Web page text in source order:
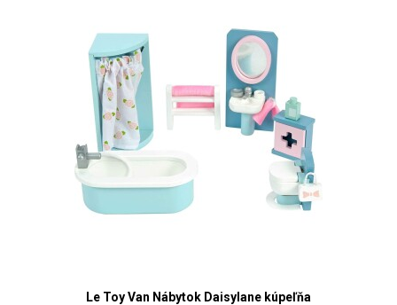
Le Toy Van Nábytok Daisylane kúpeľňa